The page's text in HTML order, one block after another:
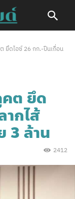
ยึดไอซ์ 26 กก.-ปืนเถื่อน
คต ยึด
กไส้
3 ล้าน
2412